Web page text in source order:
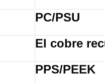
PC/PSU
El cobre
PPS/PEEK